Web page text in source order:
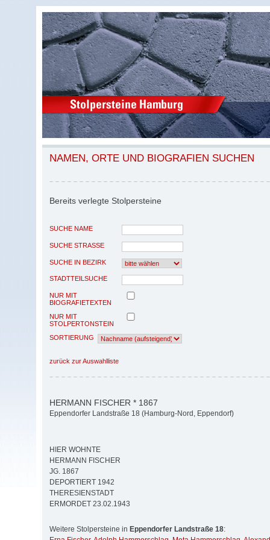
NAMEN, ORTE UND BIOGRAFIEN SUCHEN
Bereits verlegte Stolpersteine
SUCHE NAME
SUCHE STRASSE
SUCHE IN BEZIRK
STADTTEILSUCHE
NUR MIT
BIOGRAFIETEXTEN
NUR MIT
STOLPERTONSTEIN
SORTIERUNG
zurück zur Auswahlliste
HERMANN FISCHER * 1867
Eppendorfer Landstraße 18 (Hamburg-Nord, Eppendorf)
HIER WOHNTE
HERMANN FISCHER
JG. 1867
DEPORTIERT 1942
THERESIENSTADT
ERMORDET 23.02.1943
Weitere Stolpersteine in Eppendorfer Landstraße 18: